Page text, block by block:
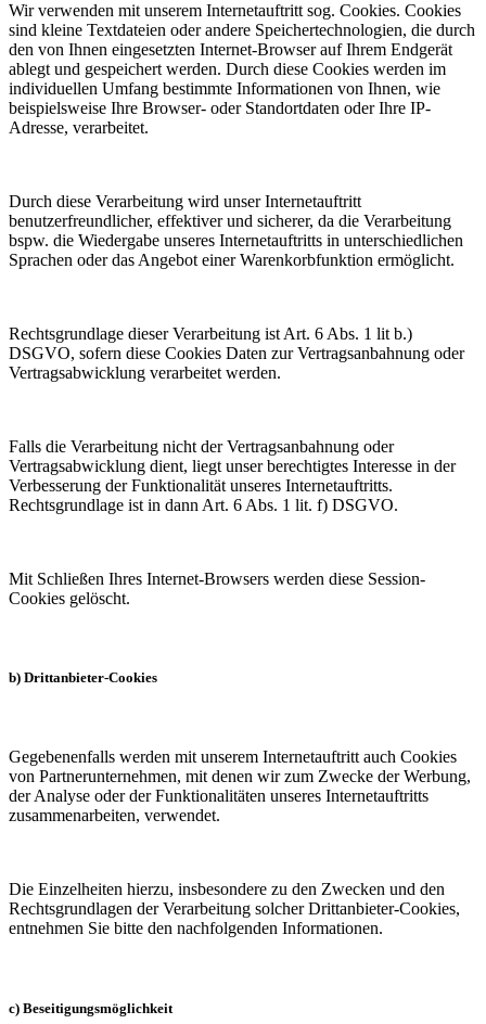
Wir verwenden mit unserem Internetauftritt sog. Cookies. Cookies
sind kleine Textdateien oder andere Speichertechnologien, die durch
den von Ihnen eingesetzten Internet-Browser auf Ihrem Endgerät
ablegt und gespeichert werden. Durch diese Cookies werden im
individuellen Umfang bestimmte Informationen von Ihnen, wie
beispielsweise Ihre Browser- oder Standortdaten oder Ihre IP-
Adresse, verarbeitet.
Durch diese Verarbeitung wird unser Internetauftritt
benutzerfreundlicher, effektiver und sicherer, da die Verarbeitung
bspw. die Wiedergabe unseres Internetauftritts in unterschiedlichen
Sprachen oder das Angebot einer Warenkorbfunktion ermöglicht.
Rechtsgrundlage dieser Verarbeitung ist Art. 6 Abs. 1 lit b.)
DSGVO, sofern diese Cookies Daten zur Vertragsanbahnung oder
Vertragsabwicklung verarbeitet werden.
Falls die Verarbeitung nicht der Vertragsanbahnung oder
Vertragsabwicklung dient, liegt unser berechtigtes Interesse in der
Verbesserung der Funktionalität unseres Internetauftritts.
Rechtsgrundlage ist in dann Art. 6 Abs. 1 lit. f) DSGVO.
Mit Schließen Ihres Internet-Browsers werden diese Session-
Cookies gelöscht.
b) Drittanbieter-Cookies
Gegebenenfalls werden mit unserem Internetauftritt auch Cookies
von Partnerunternehmen, mit denen wir zum Zwecke der Werbung,
der Analyse oder der Funktionalitäten unseres Internetauftritts
zusammenarbeiten, verwendet.
Die Einzelheiten hierzu, insbesondere zu den Zwecken und den
Rechtsgrundlagen der Verarbeitung solcher Drittanbieter-Cookies,
entnehmen Sie bitte den nachfolgenden Informationen.
c) Beseitigungsmöglichkeit